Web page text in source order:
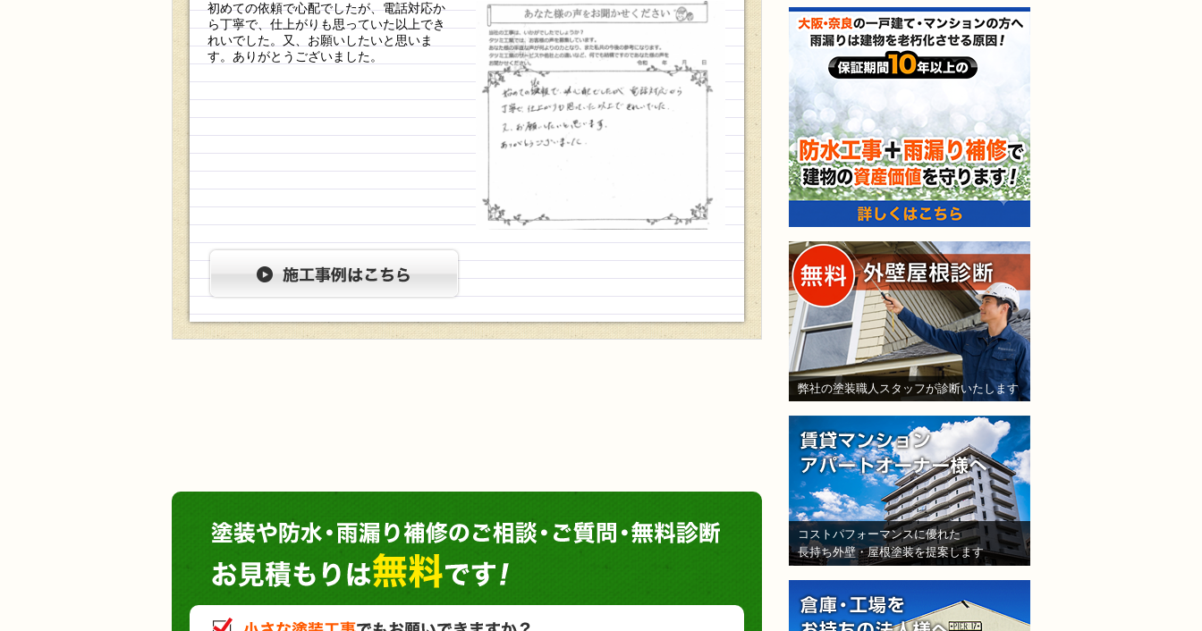
初めての依頼で心配でしたが、電話対応か
ら丁寧で、仕上がりも思っていた以上でき
れいでした。又、お願いしたいと思いま
す。ありがとうございました。
弊社の塗装職人スタッフが診断いたします
コストパフォーマンスに優れた
長持ち外壁・屋根塗装を提案します
塗装や防水・雨漏り補修のご相談・ご質問・無
小さな塗装工事でもお願いできますか？